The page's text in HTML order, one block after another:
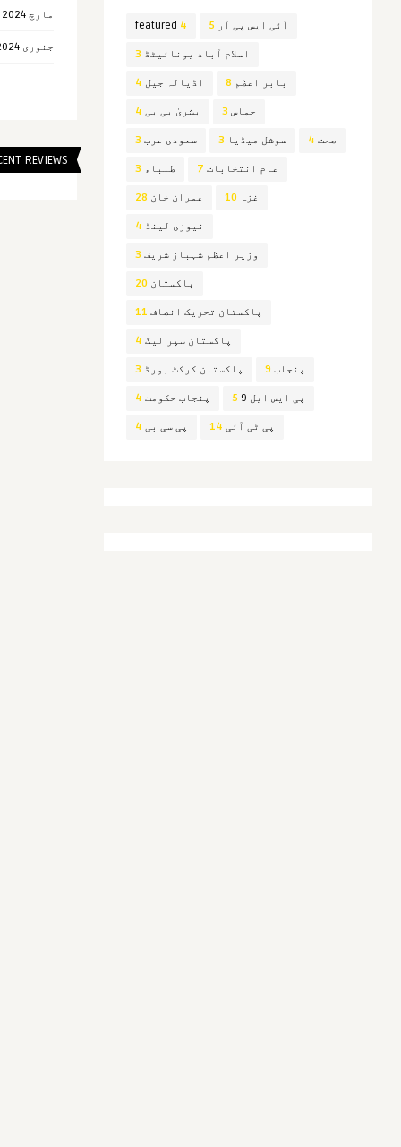
مارچ 2024
جنوری 2024
REVIEWS
featured 4 آئی ایس پی آر
اسلام آباد یونائیٹڈ
اڈیالہ جیل بابر اعظم
بشریٰ بی بی حماس
سعودی عرب سوشل میڈیا صحت
طلباء عام انتخابات
عمران خان غزہ
نیوزی لینڈ
وزیر اعظم شہباز شریف
پاکستان
پاکستان تحریک انصاف
پاکستان سپر لیگ
پاکستان کرکٹ بورڈ پنجاب
پنجاب حکومت پی ایس ایل 9
پی سی بی پی ٹی آئی